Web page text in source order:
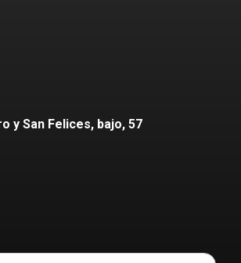
y San Felices, bajo, 57